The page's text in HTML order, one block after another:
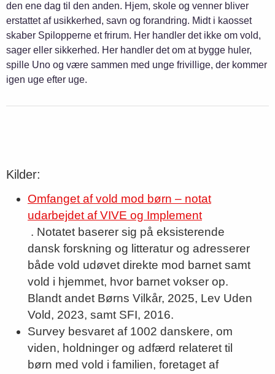
den ene dag til den anden. Hjem, skole og venner bliver
erstattet af usikkerhed, savn og forandring. Midt i kaosset
skaber Spilopperne et frirum. Her handler det ikke om vold,
sager eller sikkerhed. Her handler det om at bygge huler,
spille Uno og være sammen med unge frivillige, der kommer
igen uge efter uge.
Kilder:
Omfanget af vold mod børn – notat
udarbejdet af VIVE og Implement
. Notatet baserer sig på eksisterende
dansk forskning og litteratur og adresserer
både vold udøvet direkte mod barnet samt
vold i hjemmet, hvor barnet vokser op.
Blandt andet Børns Vilkår, 2025, Lev Uden
Vold, 2023, samt SFI, 2016.
Survey besvaret af 1002 danskere, om
viden, holdninger og adfærd relateret til
børn med vold i familien, foretaget af